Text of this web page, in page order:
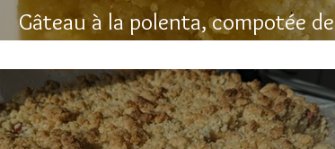
Gâteau à la polenta, compotée de
rhubarbe (sans gluten)